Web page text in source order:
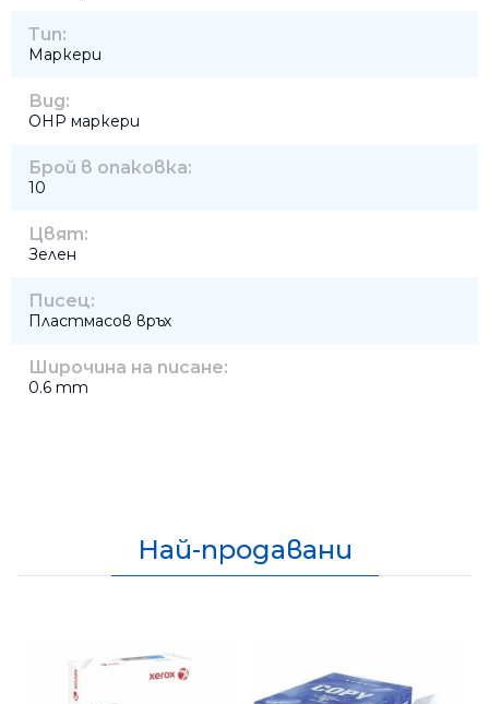
Тип:
Маркери
Вид:
OHP маркери
Брой в опаковка:
10
Цвят:
Зелен
Писец:
Пластмасов връх
Широчина на писане:
0.6 mm
Най-продавани